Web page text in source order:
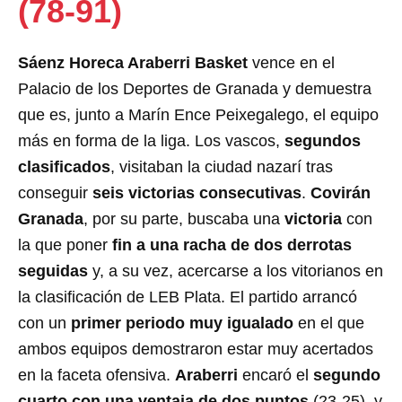
(78-91)
Sáenz Horeca Araberri Basket vence en el
Palacio de los Deportes de Granada y demuestra
que es, junto a Marín Ence Peixegalego, el equipo
más en forma de la liga. Los vascos, segundos
clasificados, visitaban la ciudad nazarí tras
conseguir seis victorias consecutivas. Covirán
Granada, por su parte, buscaba una victoria con
la que poner fin a una racha de dos derrotas
seguidas y, a su vez, acercarse a los vitorianos en
la clasificación de LEB Plata. El partido arrancó
con un primer periodo muy igualado en el que
ambos equipos demostraron estar muy acertados
en la faceta ofensiva. Araberri encaró el segundo